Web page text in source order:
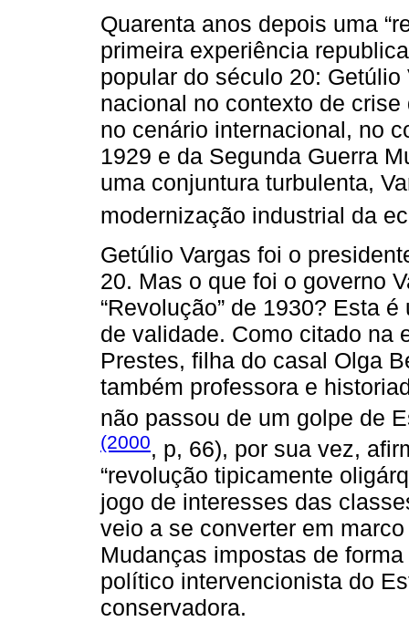
Quarenta anos depois uma
primeira experiência
popular do século 20:
nacional no contexto de
no cenário internacional, no
1929 e da Segunda Guerra
uma conjuntura turbulenta,
modernização industrial da
Getúlio Vargas foi o
20. Mas o que foi o governo
“Revolução” de 1930? Esta
de validade. Como citado na
Prestes, filha do casal Olga
também professora e
não passou de um golpe de
(2000, p, 66), por sua vez,
“revolução tipicamente
jogo de interesses das
veio a se converter em
Mudanças impostas de
político intervencionista do
conservadora.